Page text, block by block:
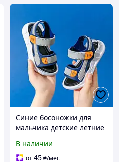
Синие босоножки для
мальчика детские летние
резиновые
В наличии
от45₴/мес